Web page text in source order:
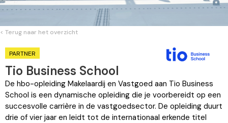
< Terug naar het overzicht
PARTNER
Tio Business School
De hbo-opleiding Makelaardij en Vastgoed aan Tio Business
School is een dynamische opleiding die je voorbereidt op een
succesvolle carrière in de vastgoedsector. De opleiding duurt
drie of vier jaar en leidt tot de internationaal erkende titel